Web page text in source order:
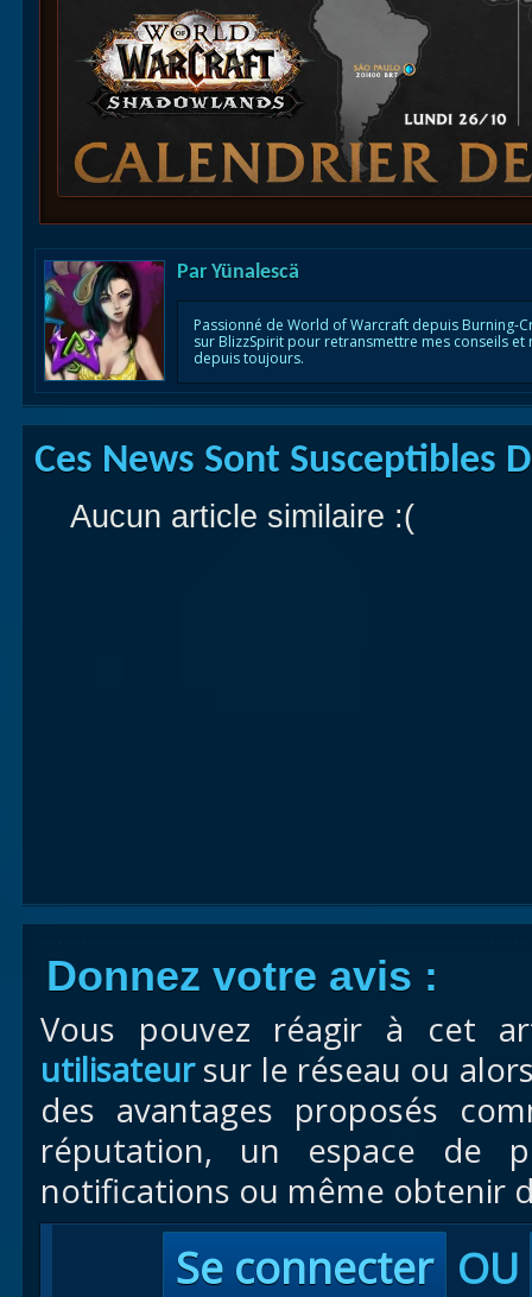
Par Yünalescä
Passionné de World of Warcraft depuis Burning-
sur BlizzSpirit pour retransmettre mes conseils
depuis toujours.
Ces News Sont Susceptibles
Aucun article similaire :(
Donnez votre avis :
Vous pouvez réagir à cet
utilisateursur le réseau ou
des avantages proposés
réputation, un espace de
notifications ou même obtenir
Se connecter OU